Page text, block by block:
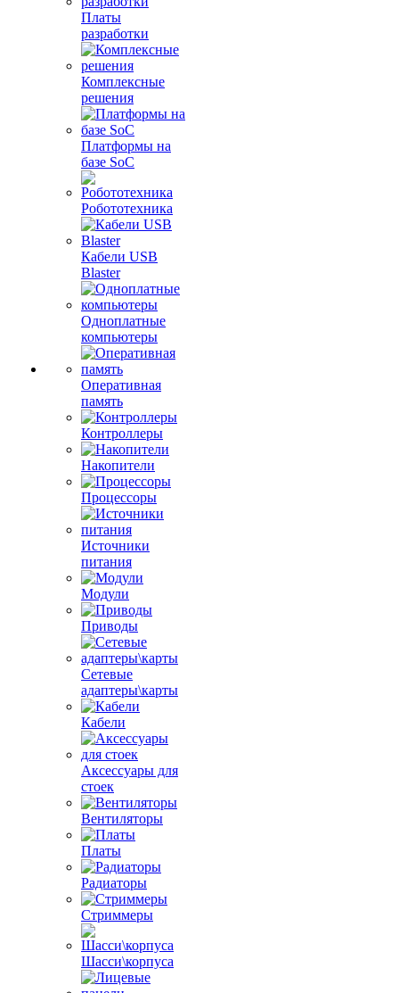
Платы
разработки
Комплексные
решения
Платформы на
базе SoC
Робототехника
Кабели USB
Blaster
Одноплатные
компьютеры
Оперативная
память
Контроллеры
Накопители
Процессоры
Источники
питания
Модули
Приводы
Сетевые
адаптеры\карты
Кабели
Аксессуары для
стоек
Вентиляторы
Платы
Радиаторы
Стриммеры
Шасси\корпуса